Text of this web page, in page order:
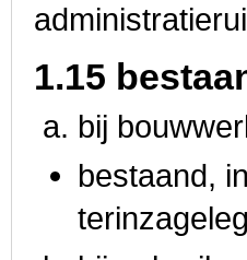
1.15
bij
bestaand,